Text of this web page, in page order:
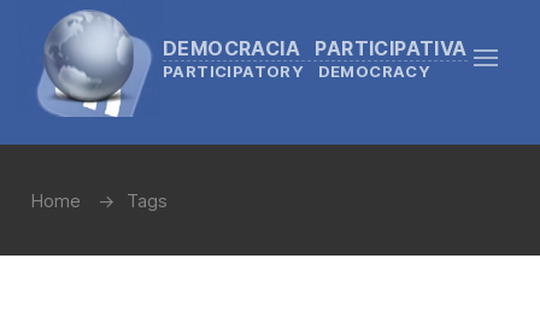
DEMOCRACIA PARTICIPATIVA
PARTICIPATORY DEMOCRACY
Home Tags